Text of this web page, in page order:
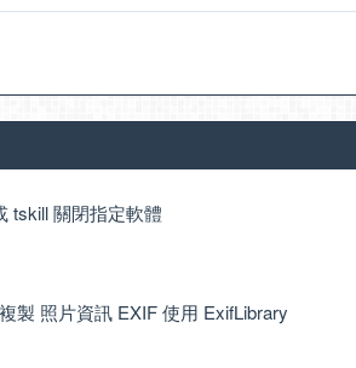
tskill 關閉指定軟體
製 照片資訊 EXIF 使用 ExifLibrary